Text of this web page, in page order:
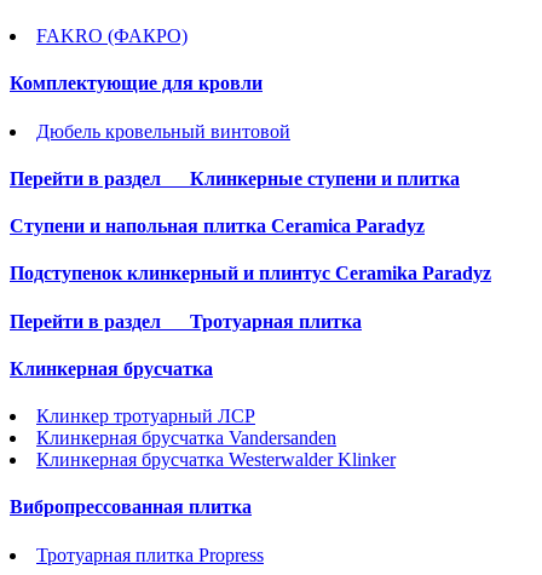
FAKRO (ФАКРО)
Комплектующие для кровли
Дюбель кровельный винтовой
Перейти в раздел Клинкерные ступени и плитка
Cтупени и напольная плитка Ceramica Paradyz
Подступенок клинкерный и плинтус Ceramika Paradyz
Перейти в раздел Тротуарная плитка
Клинкерная брусчатка
Клинкер тротуарный ЛСР
Клинкерная брусчатка Vandersanden
Клинкерная брусчатка Westerwalder Klinker
Вибропрессованная плитка
Тротуарная плитка Propress